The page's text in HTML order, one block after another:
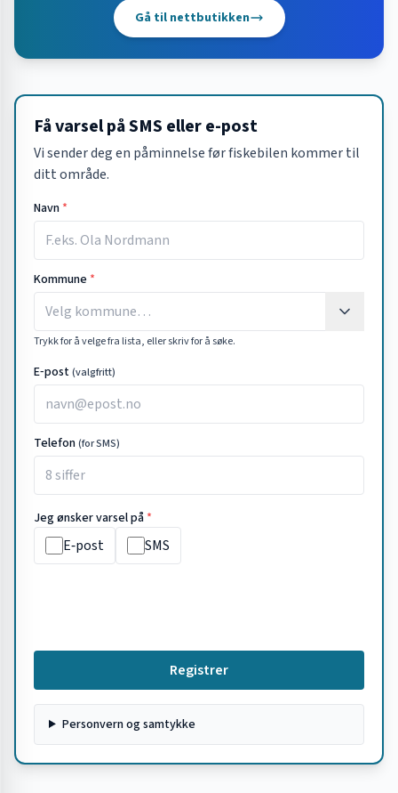
Gå til nettbutikken
Få varsel på SMS eller e-post
Vi sender deg en påminnelse før fiskebilen kommer til
ditt område.
Navn *
Kommune *
Trykk for å velge fra lista, eller skriv for å søke.
E‑post (valgfritt)
Telefon(for SMS)
Jeg ønsker varsel på *
E‑post SMS
Registrer
Personvern og samtykke